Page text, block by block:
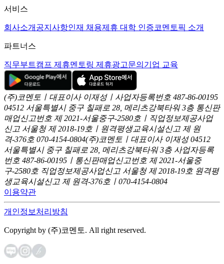
서비스
회사소개 공지사항인재 채용제휴 대학 인증코멘토픽 소개
파트너스
직무부트캠프 제휴멘토링 제휴광고문의 기업 교육
(주)코멘토ㅣ대표이사 이재성ㅣ사업자등록번호 487-86-00195
04512 서울특별시 중구 칠패로 28, 메리츠강북타워 3층 통신판
매업신고번호 제 2021-서울중구-2580호ㅣ직업정보제공사업
신고 서울청 제 2018-19호ㅣ원격평생교육시설신고 제 원
격-376호 070-4154-0804(주)코멘토ㅣ대표이사 이재성 04512
서울특별시 중구 칠패로 28, 메리츠강북타워 3층 사업자등록
번호 487-86-00195ㅣ통신판매업신고번호 제 2021-서울중
구-2580호 직업정보제공사업신고 서울청 제 2018-19호 원격평
생교육시설신고 제 원격-376호ㅣ070-4154-0804
이용약관
개인정보처리방침
Copyright by (주)코멘토. All right reserved.